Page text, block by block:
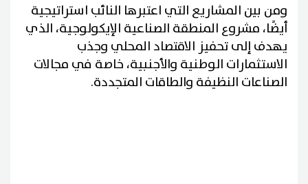
ومن بين المشاريع التي اعتبرها النائب استراتيجية
أيضًا، مشروع المنطقة الصناعية الإيكولوجية، الذي
يهدف إلى تحفيز الاقتصاد المحلي وجذب
الاستثمارات الوطنية والأجنبية، خاصة في مجالات
الصناعات النظيفة والطاقات المتجددة.